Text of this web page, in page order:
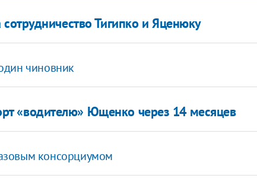
Тигипко и Яценюку
чиновник
«водителю» Ющенко через 14 месяцев
консорциумом